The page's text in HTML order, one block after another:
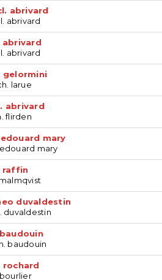
abrivard
abrivard
abrivard
abrivard
gelormini
larue
abrivard
flirden
mary
mary
raffin
duvaldestin
duvaldestin
baudouin
rochard